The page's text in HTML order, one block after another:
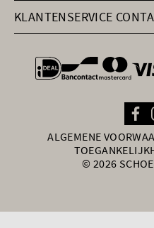
KLANTENSERVICE
ALGEMENE
© 2026